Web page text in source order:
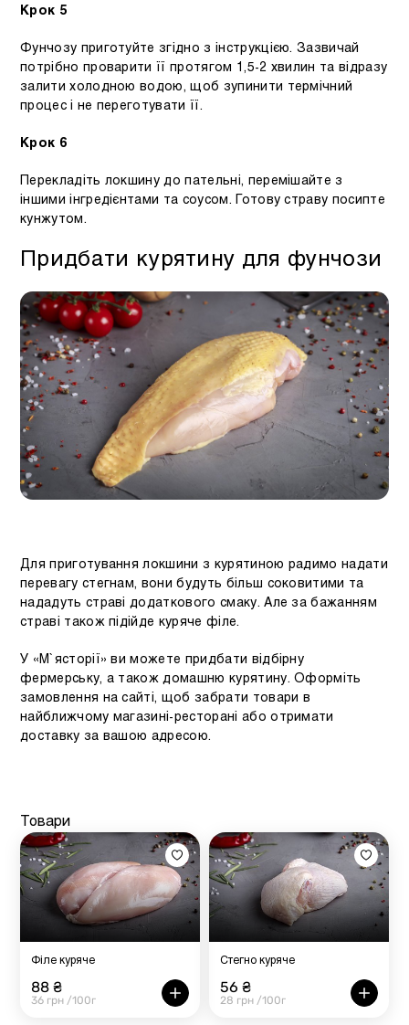
Крок 5
Фунчозу приготуйте згідно з інструкцією. Зазвичай
потрібно проварити її протягом 1,5-2 хвилин та відразу
залити холодною водою, щоб зупинити термічний
процес і не переготувати її.
Крок 6
Перекладіть локшину до пательні, перемішайте з
іншими інгредієнтами та соусом. Готову страву посипте
кунжутом.
Придбати курятину для фунчози
Для приготування локшини з курятиною радимо надати
перевагу стегнам, вони будуть більш соковитими та
нададуть страві додаткового смаку. Але за бажанням
страві також підійде куряче філе.
У «М`ясторії» ви можете придбати відбірну
фермерську, а також домашню курятину. Оформіть
замовлення на сайті, щоб забрати товари в
найближчому магазині-ресторані або отримати
доставку за вашою адресою.
Товари
Філе куряче
88 ₴
36 грн /100г
Стегно куряче
56 ₴
28 грн /100г